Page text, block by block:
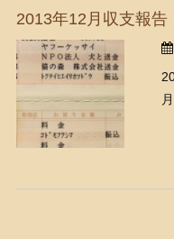
2013年12月収支報告